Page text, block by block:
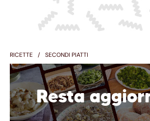
RICETTE SECONDI PIATTI
Resta